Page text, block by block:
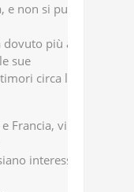
non si può
più a
sue
circa le
Francia, vi è
interessi